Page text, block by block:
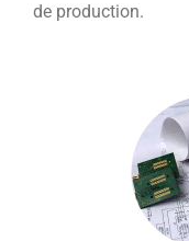
de production.